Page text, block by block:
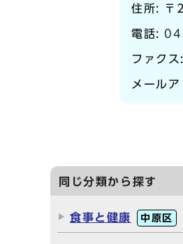
住所: 〒
電話:
ファク
メール
同じ分類から探す
食事と健康 中原区